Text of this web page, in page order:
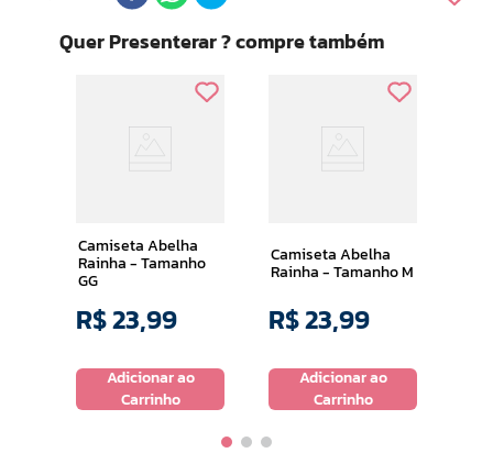
Quer Presenterar ? compre também
Camiseta Abelha
Rainha - Tamanho
GG
R$23,99
Adicionar ao
Carrinho
Camiseta Abelha
Rainha - Tamanho M
R$23,99
Adicionar ao
Carrinho